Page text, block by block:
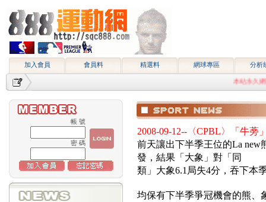
加入會員 會員料 精選料 網球專區 分析
本站永久網
帳 號
密 碼
2008-09-12--〈CPBL〉「牛蒡
前天讓出下半季王位的La
發，結果「大象」對「同
類」大象6.1局失4分，吞下本
均保有下半季爭冠機會的熊、